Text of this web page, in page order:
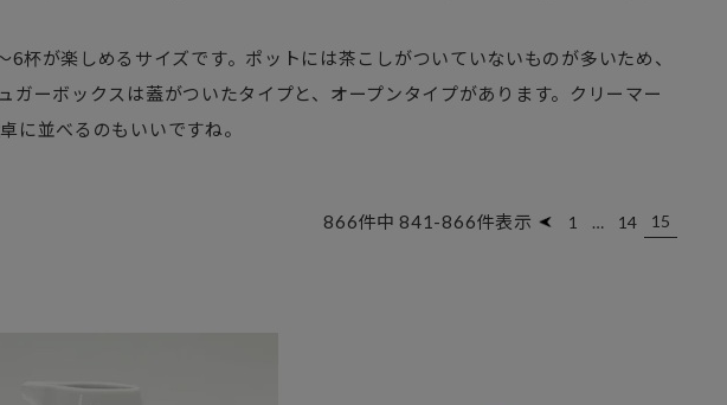
が楽しめるサイズです。ポットには茶こしがついていないものが多いため、
ーボックスは蓋がついたタイプと、オープンタイプがあります。クリーマー
に並べるのもいいですね。
866件中 841 -866件表示 1 … 14 15